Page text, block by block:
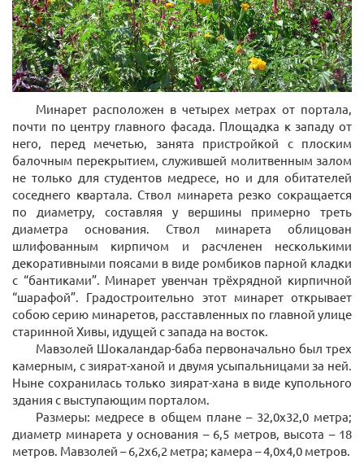
Минарет расположен в четырех метрах от портала,
почти по центру главного фасада. Площадка к западу от
него, перед мечетью, занята пристройкой с плоским
балочным перекрытием, служившей молитвенным залом
не только для студентов медресе, но и для обитателей
соседнего квартала. Ствол минарета резко сокращается
по диаметру, составляя у вершины примерно треть
диаметра основания. Ствол минарета облицован
шлифованным кирпичом и расчленен несколькими
декоративными поясами в виде ромбиков парной кладки
с “бантиками”. Минарет увенчан трёхрядной кирпичной
“шарафой”. Градостроительно этот минарет открывает
собою серию минаретов, расставленных по главной улице
старинной Хивы, идущей с запада на восток.
Мавзолей Шокаландар-баба первоначально был трех
камерным, с зиярат-ханой и двумя усыпальницами за ней.
Ныне сохранилась только зиярат-хана в виде купольного
здания с выступающим порталом.
Размеры: медресе в общем плане – 32,0х32,0 метра;
диаметр минарета у основания – 6,5 метров, высота – 18
метров. Мавзолей – 6,2х6,2 метра; камера – 4,0х4,0 метров.